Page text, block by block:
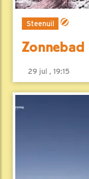
Steenuil
Zonnebad
29 jul , 19:15